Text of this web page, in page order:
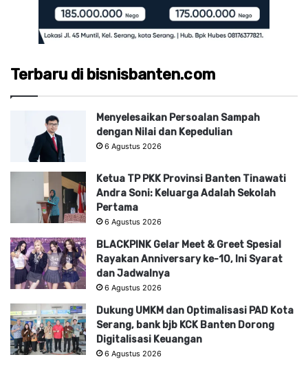
Terbaru di bisnisbanten.com
Menyelesaikan Persoalan Sampah
dengan Nilai dan Kepedulian
6 Agustus 2026
Ketua TP PKK Provinsi Banten Tinawati
Andra Soni: Keluarga Adalah Sekolah
Pertama
6 Agustus 2026
BLACKPINK Gelar Meet & Greet Spesial
Rayakan Anniversary ke-10, Ini Syarat
dan Jadwalnya
6 Agustus 2026
Dukung UMKM dan Optimalisasi PAD Kota
Serang, bank bjb KCK Banten Dorong
Digitalisasi Keuangan
6 Agustus 2026